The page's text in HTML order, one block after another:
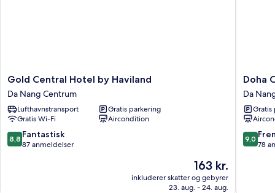
Gold
Central
Hotel
by
Haviland
Da
Nang
Gold Central Hotel by Haviland
Da Nang Centrum
Lufthavnstransport
Gratis parkering
Gratis Wi-Fi
Aircondition
8.8
ud
8,8 Fantastisk
87 anmeldelser
Prisen
163 kr.
163 kr.
inkluderer skatter og gebyrer
23. aug. - 24. aug.
Doha
Central
Bliss
Danang
Hotel
By
Haviland
Doha
Da
Gratis
9.0
ud
9,0
78